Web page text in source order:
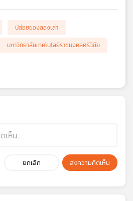
ปล่อยของลองเล่า
มหาวิทยาลัยเทคโนโลยีราชมงคลศรีวิชัย
ยกเลิก ส่งความคิดเห็น